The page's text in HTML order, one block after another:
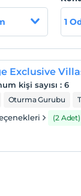
1
Exclusive
kişi sayısı :6
Oturma Gurubu
(2